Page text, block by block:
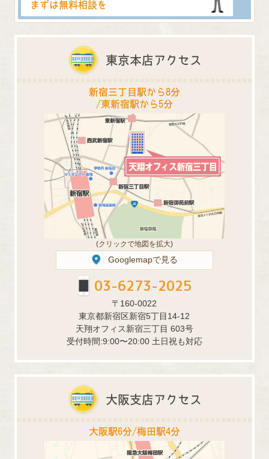
まずは無料相談を
東京本店アクセス
新宿三丁目駅から8分
/東新宿駅から5分
(クリックで地図を拡大)
Googlemapで見る
03-6273-2025
〒160-0022
東京都新宿区新宿5丁目14-12
天翔オフィス新宿三丁目 603号
受付時間:9:00〜20:00 土日祝も対応
大阪支店アクセス
大阪駅6分/梅田駅4分